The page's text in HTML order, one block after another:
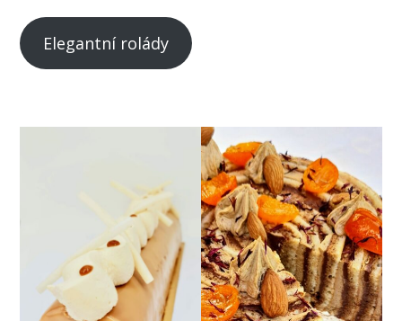
Elegantní rolády